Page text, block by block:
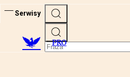
Serwisy
PRO